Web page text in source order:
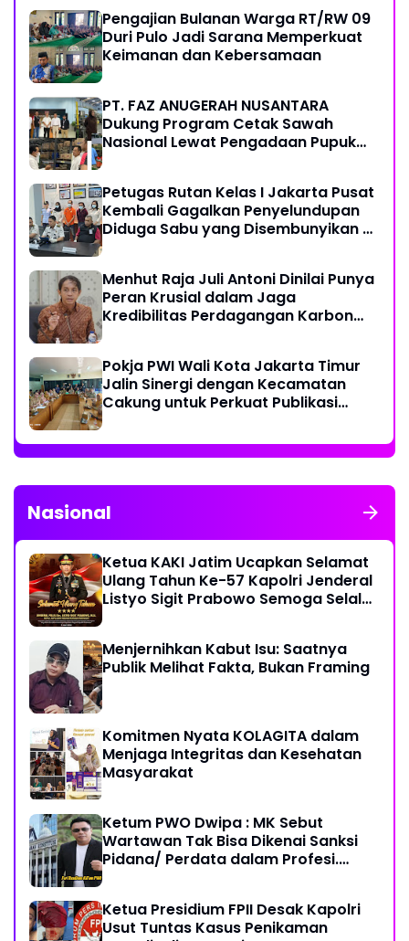
Pengajian Bulanan Warga RT/RW 09
Duri Pulo Jadi Sarana Memperkuat
Keimanan dan Kebersamaan
PT. FAZ ANUGERAH NUSANTARA
Dukung Program Cetak Sawah
Nasional Lewat Pengadaan Pupuk
Petugas Rutan Kelas I Jakarta Pusat
Kembali Gagalkan Penyelundupan
Diduga Sabu yang Disembunyikan di
Menhut Raja Juli Antoni Dinilai Punya
Peran Krusial dalam Jaga
Kredibilitas Perdagangan Karbon
Pokja PWI Wali Kota Jakarta Timur
Jalin Sinergi dengan Kecamatan
Cakung untuk Perkuat Publikasi
Nasional
Ketua KAKI Jatim Ucapkan Selamat
Ulang Tahun Ke-57 Kapolri Jenderal
Listyo Sigit Prabowo Semoga Selalu
Menjernihkan Kabut Isu: Saatnya
Publik Melihat Fakta, Bukan Framing
Komitmen Nyata KOLAGITA dalam
Menjaga Integritas dan Kesehatan
Masyarakat
Ketum PWO Dwipa : MK Sebut
Wartawan Tak Bisa Dikenai Sanksi
Pidana/ Perdata dalam Profesi.
Ketua Presidium FPII Desak Kapolri
Usut Tuntas Kasus Penikaman